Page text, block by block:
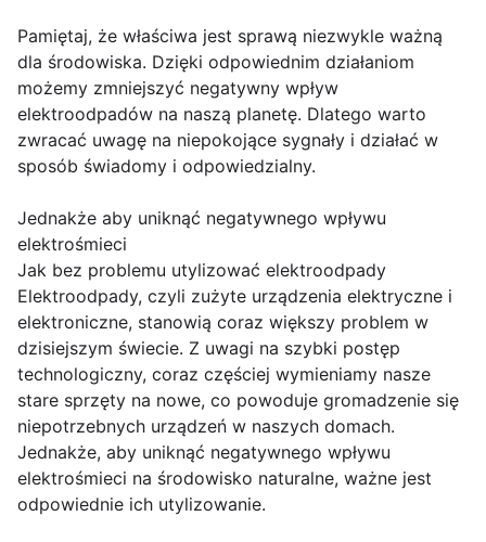
Pamiętaj, że właściwa jest sprawą niezwykle ważną
dla środowiska. Dzięki odpowiednim działaniom
możemy zmniejszyć negatywny wpływ
elektroodpadów na naszą planetę. Dlatego warto
zwracać uwagę na niepokojące sygnały i działać w
sposób świadomy i odpowiedzialny.
Jednakże aby uniknąć negatywnego wpływu
elektrośmieci
Jak bez problemu utylizować elektroodpady
Elektroodpady, czyli zużyte urządzenia elektryczne i
elektroniczne, stanowią coraz większy problem w
dzisiejszym świecie. Z uwagi na szybki postęp
technologiczny, coraz częściej wymieniamy nasze
stare sprzęty na nowe, co powoduje gromadzenie się
niepotrzebnych urządzeń w naszych domach.
Jednakże, aby uniknąć negatywnego wpływu
elektrośmieci na środowisko naturalne, ważne jest
odpowiednie ich utylizowanie.